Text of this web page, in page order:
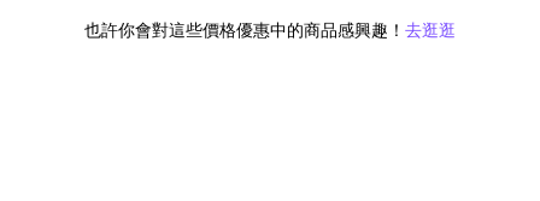
也許你會對這些價格優惠中的商品感興趣！ 去逛逛